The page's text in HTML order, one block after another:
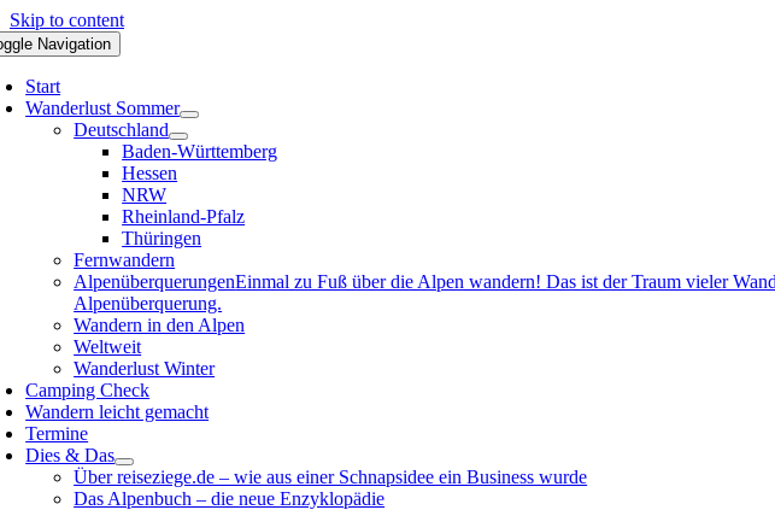
Skip to content
Navigation
Start
Wanderlust Sommer
Deutschland
Baden-Württemberg
Hessen
NRW
Rheinland-Pfalz
Thüringen
Fernwandern
AlpenüberquerungenEinmal zu Fuß über die Alpen wandern! Das ist der Traum vieler
Alpenüberquerung.
Wandern in den Alpen
Weltweit
Wanderlust Winter
Camping Check
Wandern leicht gemacht
Termine
Dies & Das
Über reiseziege.de – wie aus einer Schnapsidee ein Business wurde
Das Alpenbuch – die neue Enzyklopädie